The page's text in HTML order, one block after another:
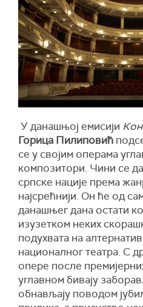
У данашњој емисији
Горица Пилиповић
се у својим операма
композитори. Чини се
српске нације према
најсрећнији. Он ће од
данашњег дана остати
изузетком неких
подухвата на
националног театра. С
опере после
углавном бивају
обнављају поводом